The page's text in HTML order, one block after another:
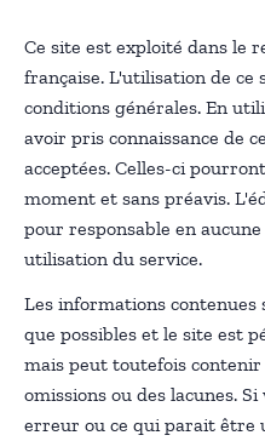
Ce site est exploité dans le
française. L'utilisation de ce
conditions générales. En
avoir pris connaissance de
acceptées. Celles-ci
moment et sans préavis.
pour responsable en
utilisation du service.
Les informations contenues
que possibles et le site est
mais peut toutefois contenir
omissions ou des lacunes.
erreur ou ce qui parait être